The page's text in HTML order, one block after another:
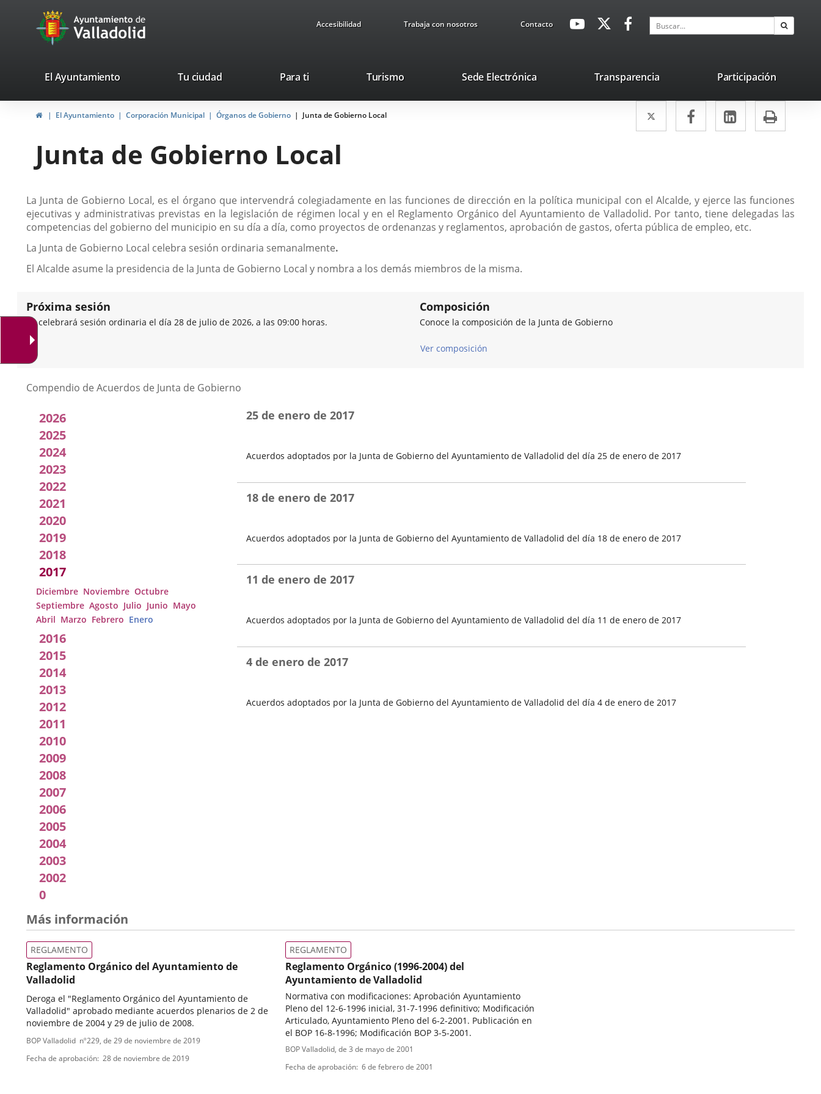
Portal
Web
Ayuntamiento
de
Accesibilidad Trabaja con nosotros ContactoavaHeaderSocial
Enlace
externa.
Enlace
aplicación
externa.
Enlace
aplicación
externa.
Buscar
valladolid.es
El Ayuntamiento Tu ciudad Para ti TurismoEste
se
Sede ElectrónicaEnlace
una
Transparencia Participación
InicioEl Ayuntamiento Corporación Municipal Órganos de Gobierno Junta de Gobierno Local Twitter
Enlace
a
externa.
Facebook
Enlace
a
externa.
LinkedIn
Enlace
a
externa.
Junta de Gobierno Local
Descripción
La Junta de Gobierno Local, es el órgano que intervendrá colegiadamente en las funciones de dirección en la política municipal con el Alcalde, y ejerce las funciones
ejecutivas y administrativas previstas en la legislación de régimen local y en el Reglamento Orgánico del Ayuntamiento de Valladolid. Por tanto, tiene delegadas las
competencias del gobierno del municipio en su día a día, como proyectos de ordenanzas y reglamentos, aprobación de gastos, oferta pública de empleo, etc.
La Junta de Gobierno Local celebra sesión ordinaria semanalmente.
El Alcalde asume la presidencia de la Junta de Gobierno Local y nombra a los demás miembros de la misma.
Próxima sesión
Se celebrará sesión ordinaria el día 28 de julio de 2026, a las 09:00 horas.
Composición
Conoce la composición de la Junta de Gobierno
Ver composición
Listado
de
Acuerdos
de
Junta
de
Gobierno
Local
Compendio de Acuerdos de Junta de Gobierno
2026
2025
2024
2023
2022
2021
2020
2019
2018
2017
Diciembre Noviembre Octubre
Septiembre Agosto Julio Junio Mayo
Abril Marzo Febrero Enero
2016
2015
2014
2013
2012
2011
2010
2009
2008
2007
2006
2005
2004
2003
2002
0
Acuerdos adoptados por la Junta de Gobierno del Ayuntamiento de Valladolid del día 25 de enero de 2017
del
Pleno
25 de enero de 2017
Acuerdos adoptados por la Junta de Gobierno del Ayuntamiento de Valladolid del día 18 de enero de 2017
del
Pleno
18 de enero de 2017
Acuerdos adoptados por la Junta de Gobierno del Ayuntamiento de Valladolid del día 11 de enero de 2017
del
Pleno
11 de enero de 2017
Acuerdos adoptados por la Junta de Gobierno del Ayuntamiento de Valladolid del día 4 de enero de 2017
4 de enero de 2017
Más información
Reglamento Orgánico del Ayuntamiento de
Valladolid
Deroga el "Reglamento Orgánico del Ayuntamiento de
Valladolid" aprobado mediante acuerdos plenarios de 2 de
noviembre de 2004 y 29 de julio de 2008.
Tipo
de
REGLAMENTO
Referencia
BOP Valladolid nº229, de 29 de noviembre de 2019
Fecha de aprobación 28 de noviembre de 2019
Reglamento Orgánico (1996-2004) del
Ayuntamiento de Valladolid
Normativa con modificaciones: Aprobación Ayuntamiento
Pleno del 12-6-1996 inicial, 31-7-1996 definitivo; Modificación
Articulado, Ayuntamiento Pleno del 6-2-2001. Publicación en
el BOP 16-8-1996; Modificación BOP 3-5-2001.
Tipo
de
REGLAMENTO
Referencia
BOP Valladolid, de 3 de mayo de 2001
Fecha de aprobación 6 de febrero de 2001